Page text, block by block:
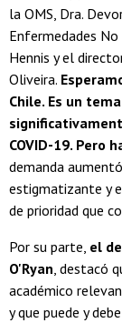
la OMS, Dra.
Enfermedades
Hennis y el
Oliveira.
Chile. Es un
COVID-19. Pero
demanda
estigmatizante y
de prioridad que
Por su parte, el
O'Ryan, destacó
académico
y que puede y